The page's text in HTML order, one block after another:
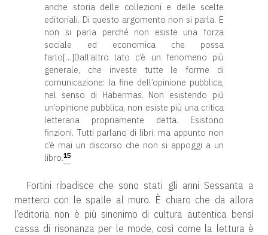
anche storia delle collezioni e delle scelte
editoriali. Di questo argomento non si parla. E
non si parla perché non esiste una forza
sociale ed economica che possa
farlo[…]Dall’altro lato c’è un fenomeno più
generale, che investe tutte le forme di
comunicazione: la fine dell’opinione pubblica,
nel senso di Habermas. Non esistendo più
un’opinione pubblica, non esiste più una critica
letteraria propriamente detta. Esistono
finzioni. Tutti parlano di libri: ma appunto non
c’è mai un discorso che non si appoggi a un
libro.15
Fortini ribadisce che sono stati gli anni Sessanta a
metterci con le spalle al muro. È chiaro che da allora
l’editoria non è più sinonimo di cultura autentica bensì
cassa di risonanza per le mode, così come la lettura è